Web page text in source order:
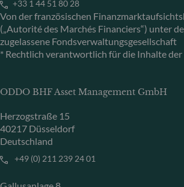
+33 1 44 51 80 28
Von der französischen
(„Autorité des Marchés Financiers“) unter
zugelassene Fondsverwaltungsgesellschaft
* Rechtlich verantwortlich für die Inhalte
ODDO BHF Asset Management GmbH
Herzogstraße 15
40217 Düsseldorf
Deutschland
+49 (0) 211 239 24 01